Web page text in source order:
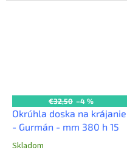
€32,50 –4 %
Okrúhla doska na krájanie
- Gurmán - mm 380 h 15
Skladom